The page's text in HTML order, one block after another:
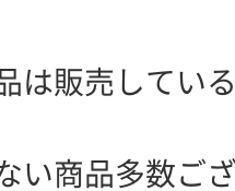
は販売してい
い商品多数ご